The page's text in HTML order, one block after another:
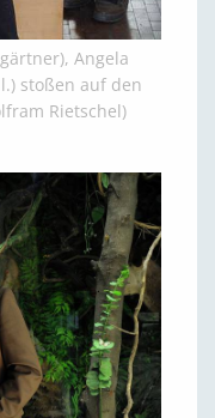
Angela
stoßen auf den
Rietschel)